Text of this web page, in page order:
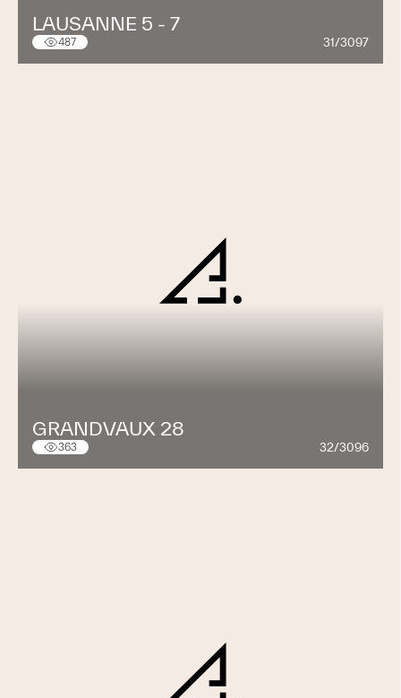
LAUSANNE 5 - 7
487 31/3097
GRANDVAUX 28
363 32/3096